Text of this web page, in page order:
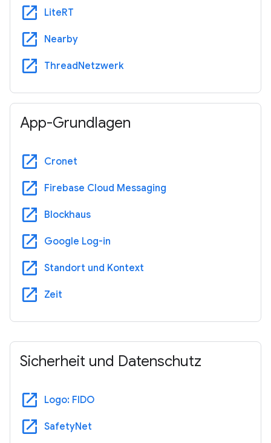
open_in_new LiteRT
open_in_new Nearby
open_in_new ThreadNetzwerk
App-Grundlagen
open_in_new Cronet
open_in_new Firebase Cloud Messaging
open_in_new Blockhaus
open_in_new Google Log-in
open_in_new Standort und Kontext
open_in_new Zeit
Sicherheit und Datenschutz
open_in_new Logo: FIDO
open_in_new SafetyNet